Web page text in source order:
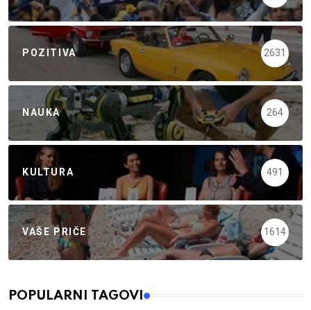
POZITIVA 2631
NAUKA 264
KULTURA 491
VAŠE PRIČE 1614
POPULARNI TAGOVI